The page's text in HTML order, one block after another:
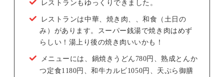
レストランもゆっくりできました。
レストランは中華、焼き肉、、和食（土日の
み）があります。スーパー銭湯で焼き肉はめず
らしい！湯上り後の焼き肉いいかも！
メニューには、鍋焼きうどん780円、熟成とんか
つ定食1180円、和牛カルビ1050円、天ぷら御膳